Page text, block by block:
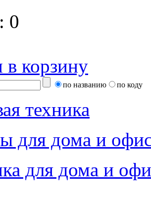
0
в корзину
по названию по коду
техника
для дома и
для дома и